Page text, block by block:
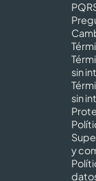
sin
sin
y